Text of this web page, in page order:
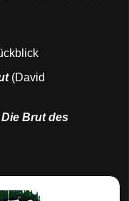
(David
Die Brut des